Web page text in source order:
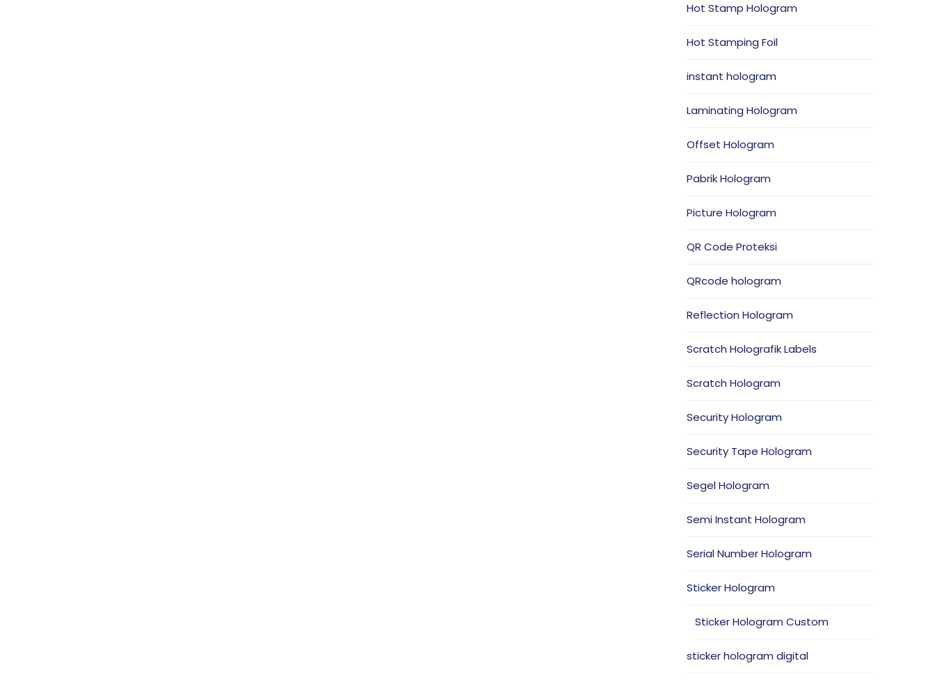
Hot Stamp Hologram
Hot Stamping Foil
instant hologram
Laminating Hologram
Offset Hologram
Pabrik Hologram
Picture Hologram
QR Code Proteksi
QRcode hologram
Reflection Hologram
Scratch Holografik Labels
Scratch Hologram
Security Hologram
Security Tape Hologram
Segel Hologram
Semi Instant Hologram
Serial Number Hologram
Sticker Hologram
Sticker Hologram Custom
sticker hologram digital